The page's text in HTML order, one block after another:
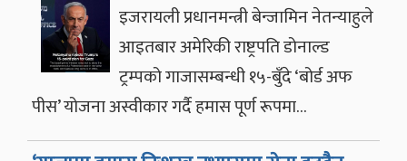
इजरायली प्रधानमन्त्री बेन्जामिन नेतन्याहुले
आइतबार अमेरिकी राष्ट्रपति डोनाल्ड
ट्रम्पको गाजासम्बन्धी १५-बुँदे ‘बोर्ड अफ
पीस’ योजना अस्वीकार गर्दै हमास पूर्ण रूपमा…